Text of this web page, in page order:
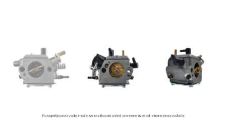
Fotografija proizvoda može se razlikovati usled promene iste od strane proizvođača.​